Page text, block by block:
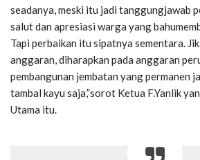
seadanya, meski itu jadi tanggungjawab
salut dan apresiasi warga yang
Tapi perbaikan itu sipatnya sementara.
anggaran, diharapkan pada anggaran
pembangunan jembatan yang permanen
tambal kayu saja,”sorot Ketua F.Yanlik
Utama itu.